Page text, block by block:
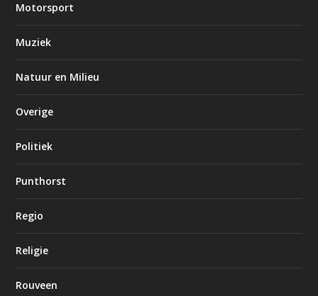
Motorsport
Muziek
Natuur en Milieu
Overige
Politiek
Punthorst
Regio
Religie
Rouveen